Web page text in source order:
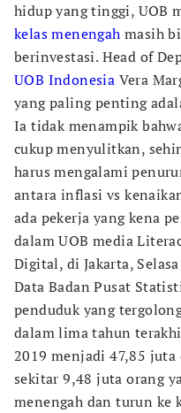
hidup yang tinggi, UOB
kelas menengah masih
berinvestasi. Head of
UOB Indonesia Vera
yang paling penting
Ia tidak menampik
cukup menyulitkan,
harus mengalami
antara inflasi vs
ada pekerja yang kena
dalam UOB media
Digital, di Jakarta,
Data Badan Pusat
penduduk yang
dalam lima tahun
2019 menjadi 47,85 juta
sekitar 9,48 juta orang
menengah dan turun ke